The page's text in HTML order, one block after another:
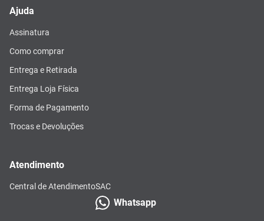
Ajuda
Assinatura
Como comprar
Entrega e Retirada
Entrega Loja Física
Forma de Pagamento
Trocas e Devoluções
Atendimento
Central de AtendimentoSAC
Whatsapp